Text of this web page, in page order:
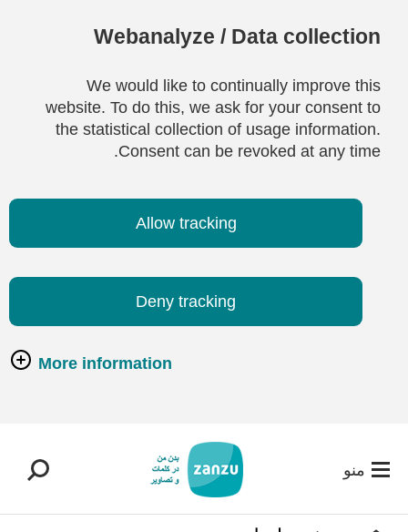
Webanalyze / Data collection
We would like to continually improve this
website. To do this, we ask for your consent to
the statistical collection of usage information.
Consent can be revoked at any time.
Allow tracking
Deny tracking
More information
منو